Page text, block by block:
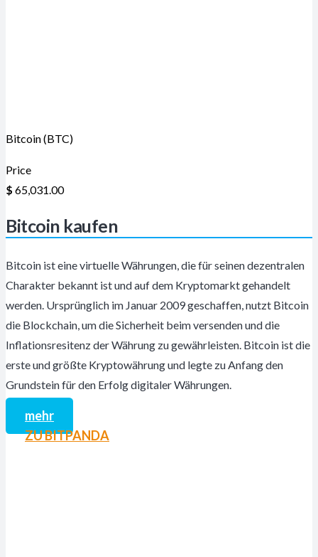
Bitcoin (BTC)
Price
$ 65,031.00
Bitcoin kaufen
Bitcoin ist eine virtuelle Währungen, die für seinen dezentralen
Charakter bekannt ist und auf dem Kryptomarkt gehandelt
werden. Ursprünglich im Januar 2009 geschaffen, nutzt Bitcoin
die Blockchain, um die Sicherheit beim versenden und die
Inflationsresitenz der Währung zu gewährleisten. Bitcoin ist die
erste und größte Kryptowährung und legte zu Anfang den
Grundstein für den Erfolg digitaler Währungen.
mehr
ZU BITPANDA